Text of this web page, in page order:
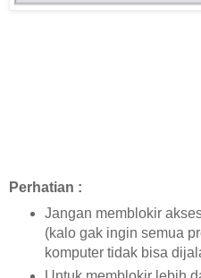
Perhatian :
Jangan memblokir
(kalo gak ingin semua
komputer tidak bisa